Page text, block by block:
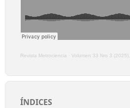
Revista Metrociencia · Volumen 33 Nro 3
ÍNDICES